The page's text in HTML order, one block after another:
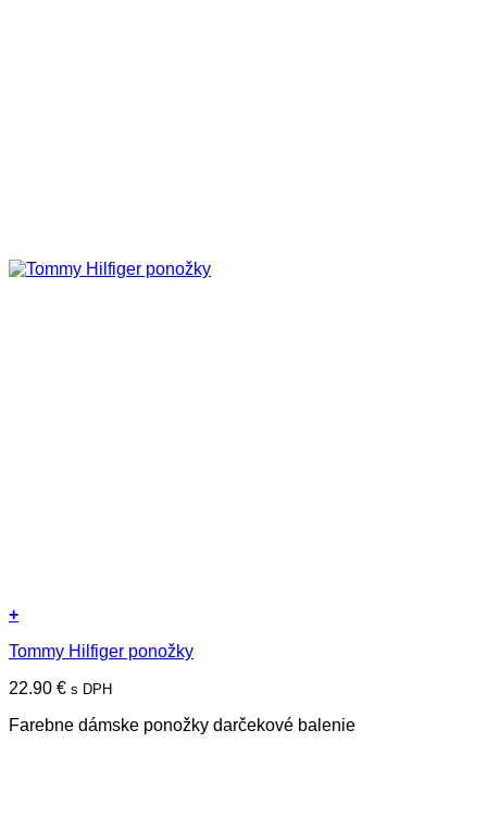
+
produkt
viacero
Možnosti
Tommy Hilfiger ponožky
22.90 € s DPH
Farebne dámske ponožky darčekové balenie